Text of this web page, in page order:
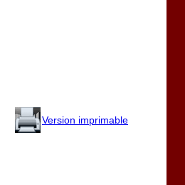
Version imprimable